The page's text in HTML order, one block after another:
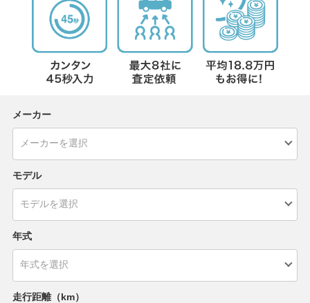
メーカー
モデル
年式
走行距離（km）